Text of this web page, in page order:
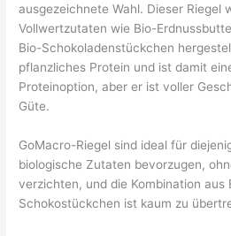
ausgezeichnete Wahl. Dieser Riegel
Vollwertzutaten wie Bio-
Bio-Schokoladenstückchen
pflanzliches Protein und ist damit
Proteinoption, aber er ist voller
Güte.
GoMacro-Riegel sind ideal für
biologische Zutaten bevorzugen,
verzichten, und die Kombination aus
Schokostückchen ist kaum zu